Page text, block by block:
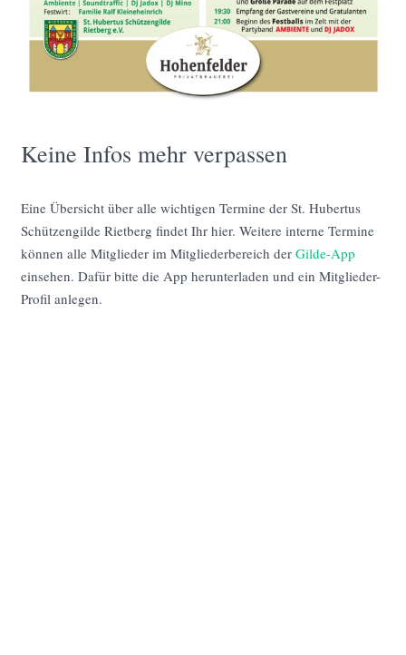
Keine Infos mehr verpassen
Eine Übersicht über alle wichtigen Termine der St. Hubertus
Schützengilde Rietberg findet Ihr hier. Weitere interne Termine
können alle Mitglieder im Mitgliederbereich der Gilde-App
einsehen. Dafür bitte die App herunterladen und ein Mitglieder-
Profil anlegen.